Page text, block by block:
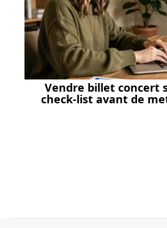
Vendre billet concert
check-list avant de